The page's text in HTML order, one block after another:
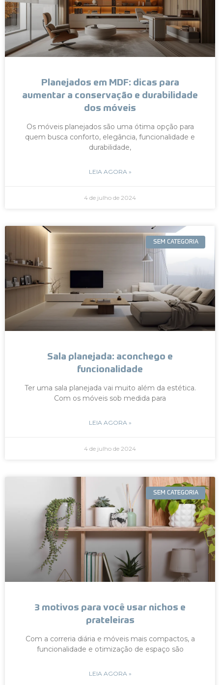
Planejados em MDF: dicas para
aumentar a conservação e durabilidade
dos móveis
Os móveis planejados são uma ótima opção para
quem busca conforto, elegância, funcionalidade e
durabilidade,
LEIA AGORA »
4 de julho de 2024
SEM CATEGORIA
Sala planejada: aconchego e
funcionalidade
Ter uma sala planejada vai muito além da estética.
Com os móveis sob medida para
LEIA AGORA »
4 de julho de 2024
SEM CATEGORIA
3 motivos para você usar nichos e
prateleiras
Com a correria diária e móveis mais compactos, a
funcionalidade e otimização de espaço são
LEIA AGORA »